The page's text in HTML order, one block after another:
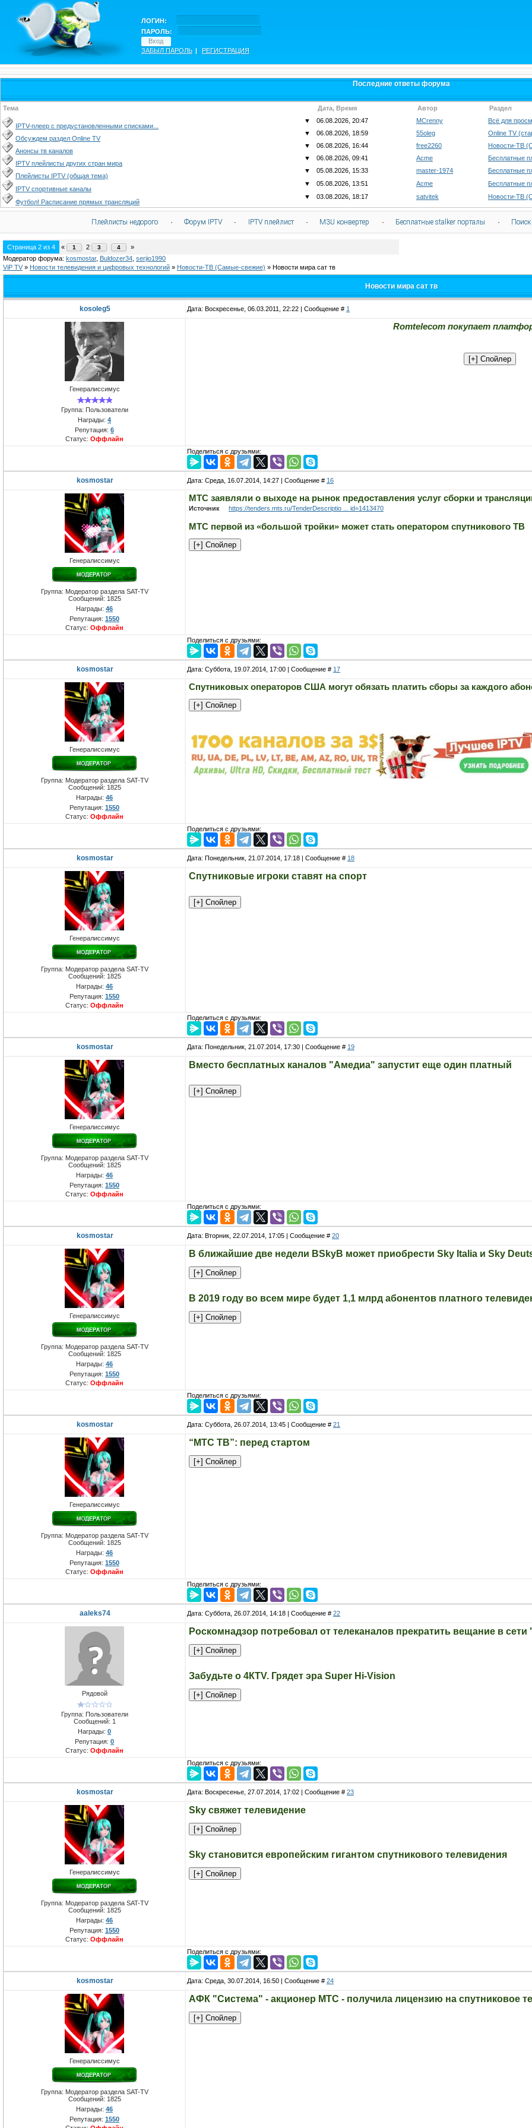
ЛОГИН:
ПАРОЛЬ:
ЗАБЫЛ ПАРОЛЬ | РЕГИСТРАЦИЯ
Последние ответы форума
Тема Дата, Время Автор Раздел
IPTV-плеер с предустановленными списками...
▼ 06.08.2026, 20:47 MCrenny Всё для
Обсуждем раздел Online TV
▼ 06.08.2026, 18:59 55oleg Online TV
Анонсы тв каналов
▼ 06.08.2026, 16:44 free2260 Новости-ТВ
IPTV плейлисты других стран мира
▼ 06.08.2026, 09:41 Acme Бесплатные
Плейлисты IPTV (общая тема)
▼ 05.08.2026, 15:33 master-1974 Бесплатные
IPTV спортивные каналы
▼ 05.08.2026, 13:51 Acme Бесплатные
Футбол! Расписание прямых трансляций
▼ 03.08.2026, 18:17 satvitek Новости-ТВ
Плейлисты недорого · Форум IPTV · IPTV плейлист · M3U конвертер · Бесплатные stalker порталы · Поиск
Страница 2 из 4 « 1 2 3 4
»
Модератор форума: kosmostar, Buldozer34 serjio1990
ViP TV » Новости телевидения и цифровых технологий » Новости-ТВ (Самые-свежие) » Новости мира сат тв
Новости мира сат тв
kosoleg5 Дата: Воскресенье, 06.03.2011, 22:22 | Сообщение # 1
Генералиссимус
Группа: Пользователи
Награды: 4
Репутация: 6
Статус: Оффлайн
Romtelecom покупает
Поделиться с друзьями:
kosmostar Дата: Среда, 16.07.2014, 14:27 | Сообщение # 16
Генералиссимус
Группа: Модератор раздела SAT-TV
Сообщений: 1825
Награды: 46
Репутация: 1550
Статус: Оффлайн
МТС заявляли о выходе на рынок предоставления услуг сборки и
Источник https://tenders.mts.ru/TenderDescriptio ... id=1413470
МТС первой из «большой тройки» может стать оператором спутникового ТВ
Поделиться с друзьями:
kosmostar Дата: Суббота, 19.07.2014, 17:00 | Сообщение # 17
Генералиссимус
Группа: Модератор раздела SAT-TV
Сообщений: 1825
Награды: 46
Репутация: 1550
Статус: Оффлайн
Спутниковых операторов США могут обязать платить сборы за каждого
Поделиться с друзьями:
kosmostar Дата: Понедельник, 21.07.2014, 17:18 | Сообщение # 18
Генералиссимус
Группа: Модератор раздела SAT-TV
Сообщений: 1825
Награды: 46
Репутация: 1550
Статус: Оффлайн
Спутниковые игроки ставят на спорт
Поделиться с друзьями:
kosmostar Дата: Понедельник, 21.07.2014, 17:30 | Сообщение # 19
Генералиссимус
Группа: Модератор раздела SAT-TV
Сообщений: 1825
Награды: 46
Репутация: 1550
Статус: Оффлайн
Вместо бесплатных каналов "Амедиа" запустит еще один платный
Поделиться с друзьями:
kosmostar Дата: Вторник, 22.07.2014, 17:05 | Сообщение # 20
Генералиссимус
Группа: Модератор раздела SAT-TV
Сообщений: 1825
Награды: 46
Репутация: 1550
Статус: Оффлайн
В ближайшие две недели BSkyB может приобрести Sky Italia и Sky
В 2019 году во всем мире будет 1,1 млрд абонентов платного
Поделиться с друзьями:
kosmostar Дата: Суббота, 26.07.2014, 13:45 | Сообщение # 21
Генералиссимус
Группа: Модератор раздела SAT-TV
Сообщений: 1825
Награды: 46
Репутация: 1550
Статус: Оффлайн
“МТС ТВ”: перед стартом
Поделиться с друзьями:
aaleks74 Дата: Суббота, 26.07.2014, 14:18 | Сообщение # 22
Рядовой
Группа: Пользователи
Сообщений: 1
Награды: 0
Репутация: 0
Статус: Оффлайн
Роскомнадзор потребовал от телеканалов прекратить вещание в
Забудьте о 4КTV. Грядет эра Super Hi-Vision
Поделиться с друзьями:
kosmostar Дата: Воскресенье, 27.07.2014, 17:02 | Сообщение # 23
Генералиссимус
Группа: Модератор раздела SAT-TV
Сообщений: 1825
Награды: 46
Репутация: 1550
Статус: Оффлайн
Sky свяжет телевидение
Sky становится европейским гигантом спутникового телевидения
Поделиться с друзьями:
kosmostar Дата: Среда, 30.07.2014, 16:50 | Сообщение # 24
Генералиссимус
Группа: Модератор раздела SAT-TV
Сообщений: 1825
Награды: 46
Репутация: 1550
АФК "Система" - акционер МТС - получила лицензию на спутниковое